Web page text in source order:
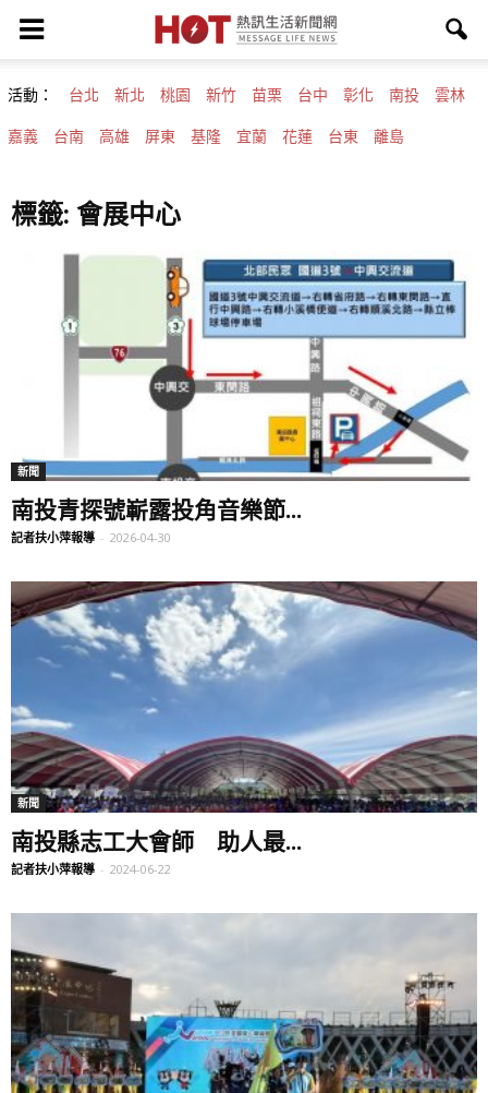
活動： 台北 新北 桃園 新竹 苗栗 台中 彰化 南投 雲林
嘉義 台南 高雄 屏東 基隆 宜蘭 花蓮 台東 離島
標籤: 會展中心
新聞
南投青探號嶄露投角音樂節...
記者扶小萍報導 - 2026-04-30
新聞
南投縣志工大會師 助人最...
記者扶小萍報導 - 2024-06-22